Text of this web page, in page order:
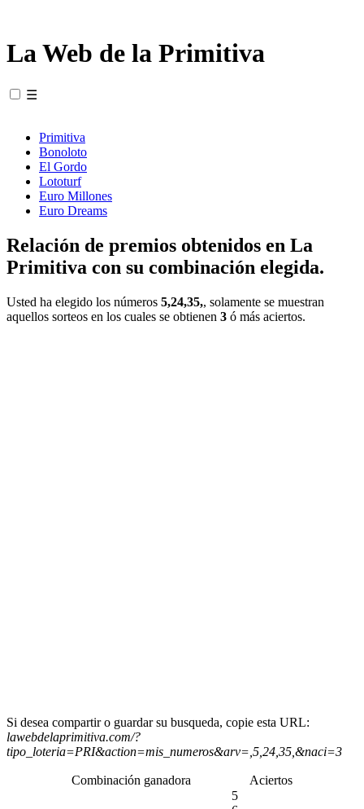
La Web de la Primitiva
☰
Primitiva
Bonoloto
El Gordo
Lototurf
Euro Millones
Euro Dreams
Relación de premios obtenidos en La
Primitiva con su combinación elegida.
Usted ha elegido los números 5,24,35,, solamente se muestran
aquellos sorteos en los cuales se obtienen 3 ó más aciertos.
Si desea compartir o guardar su busqueda, copie esta URL:
lawebdelaprimitiva.com/?
tipo_loteria=PRI&action=mis_numeros&arv=,5,24,35,&naci=3
Combinación ganadora Aciertos
5